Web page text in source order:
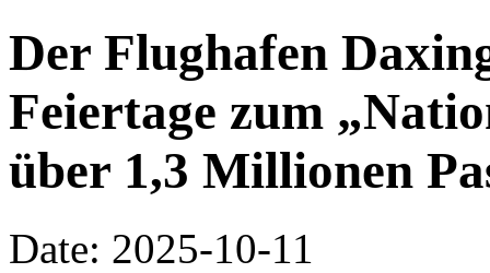
Der Flughafen
Feiertage zum
über 1,3 Millionen
Date: 2025-10-11